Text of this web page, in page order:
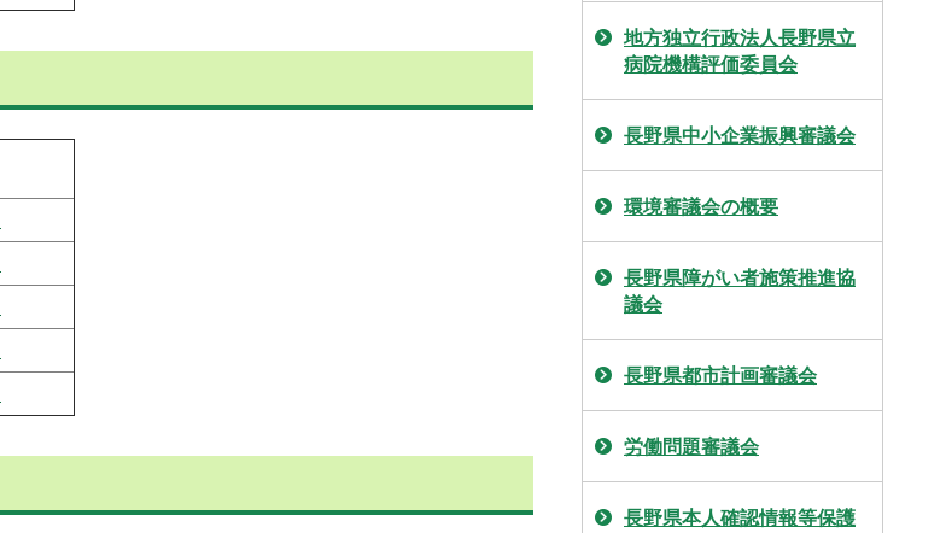
地方独立行政法人長野県立
病院機構評価委員会
長野県中小企業振興審議会
環境審議会の概要
長野県障がい者施策推進協
議会
長野県都市計画審議会
労働問題審議会
長野県本人確認情報等保護